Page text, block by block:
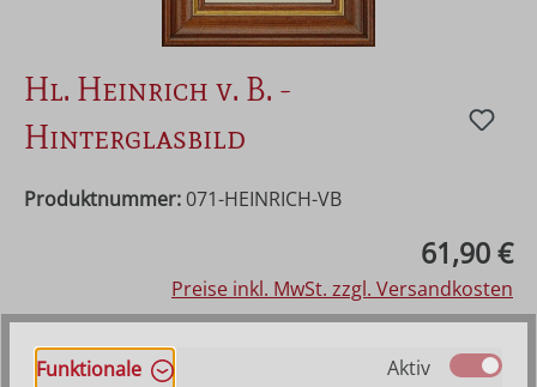
Hl. Heinrich v. B. -
Hinterglasbild
Produktnummer: 071-HEINRICH-VB
61,90 €
Preise inkl. MwSt. zzgl. Versandkosten
Vorraussichtlich lieferbar ab 21. August 2026
Funktionale
Aktiv